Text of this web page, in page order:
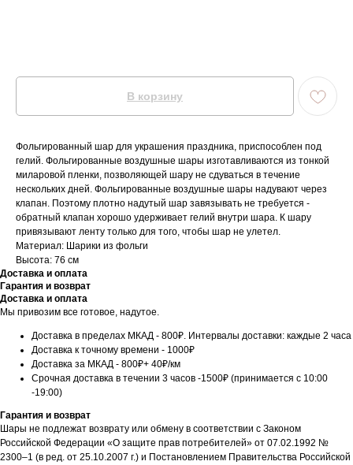
В корзину
Фольгированный шар для украшения праздника, приспособлен под
гелий. Фольгированные воздушные шары изготавливаются из тонкой
миларовой пленки, позволяющей шару не сдуваться в течение
нескольких дней. Фольгированные воздушные шары надувают через
клапан. Поэтому плотно надутый шар завязывать не требуется -
обратный клапан хорошо удерживает гелий внутри шара. К шару
привязывают ленту только для того, чтобы шар не улетел.
Материал: Шарики из фольги
Высота: 76 см
Доставка и оплата
Гарантия и возврат
Доставка и оплата
Мы привозим все готовое, надутое.
Доставка в пределах МКАД - 800₽. Интервалы доставки: каждые 2 часа
Доставка к точному времени - 1000₽
Доставка за МКАД - 800₽+ 40₽/км
Срочная доставка в течении 3 часов -1500₽ (принимается с 10:00
-19:00)
Гарантия и возврат
Шары не подлежат возврату или обмену в соответствии с Законом
Российской Федерации «О защите прав потребителей» от 07.02.1992 №
2300–1 (в ред. от 25.10.2007 г.) и Постановлением Правительства Российской